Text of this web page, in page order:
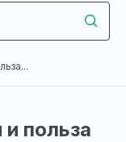
польза